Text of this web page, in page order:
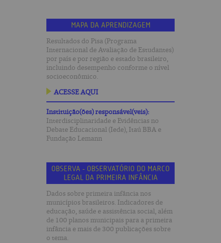
MAPA DA APRENDIZAGEM
Resultados do Pisa (Programa
Internacional de Avaliação de Estudantes)
por país e por região e estado brasileiro,
incluindo desempenho conforme o nível
socioeconômico.
ACESSE AQUI
Instituição(ões) responsável(veis):
Interdisciplinaridade e Evidências no
Debate Educacional (Iede), Itaú BBA e
Fundação Lemann
OBSERVA - OBSERVATÓRIO DO MARCO
LEGAL DA PRIMEIRA INFÂNCIA
Dados sobre primeira infância nos
municípios brasileiros. Indicadores de
educação, saúde e assistência social, além
de 100 planos municipais para a primeira
infância e mais de 300 publicações sobre
o tema.